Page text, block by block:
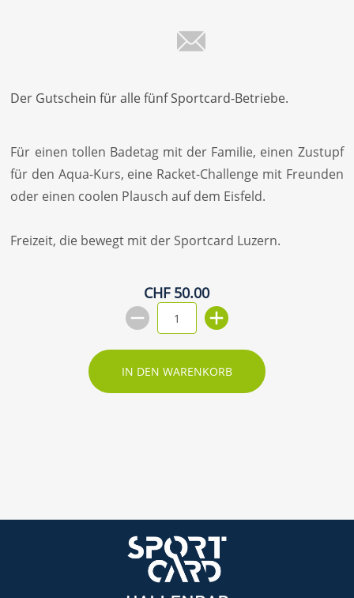
Der Gutschein für alle fünf Sportcard-Betriebe.
Für einen tollen Badetag mit der Familie, einen Zustupf
für den Aqua-Kurs, eine Racket-Challenge mit Freunden
oder einen coolen Plausch auf dem Eisfeld.
Freizeit, die bewegt mit der Sportcard Luzern.
CHF 50.00
IN DEN WARENKORB